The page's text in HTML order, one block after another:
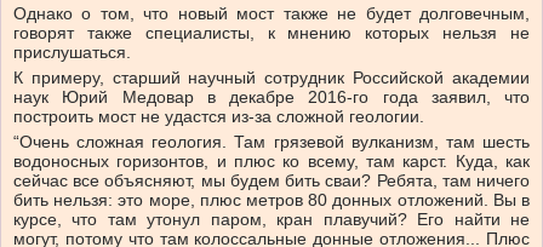
Однако о том, что новый мост также не будет долговечным,
говорят также специалисты, к мнению которых нельзя не
прислушаться.
К примеру, старший научный сотрудник Российской академии
наук Юрий Медовар в декабре 2016-го года заявил, что
построить мост не удастся из-за сложной геологии.
“Очень сложная геология. Там грязевой вулканизм, там шесть
водоносных горизонтов, и плюс ко всему, там карст. Куда, как
сейчас все объясняют, мы будем бить сваи? Ребята, там ничего
бить нельзя: это море, плюс метров 80 донных отложений. Вы в
курсе, что там утонул паром, кран плавучий? Его найти не
могут, потому что там колоссальные донные отложения... Плюс